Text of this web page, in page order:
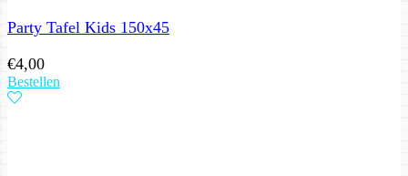
Party Tafel Kids 150x45
€4,00
Bestellen